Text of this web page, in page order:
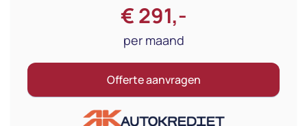
€291,-
per maand
Offerte aanvragen